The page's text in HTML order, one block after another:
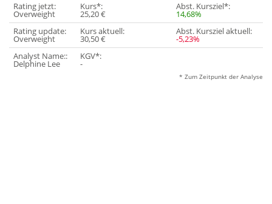
Rating jetzt:
Overweight
Kurs*:
25,20 €
Abst. Kursziel*:
14,68%
Rating update:
Overweight
Kurs aktuell:
30,50 €
Abst. Kursziel aktuell:
-5,23%
Analyst Name::
Delphine Lee
KGV*:
-
* Zum Zeitpunkt der Analyse